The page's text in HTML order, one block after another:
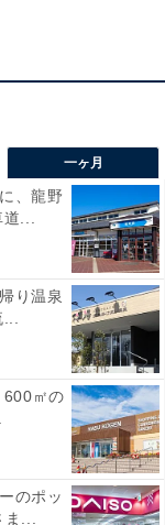
ブイン）」の
定番をはじめ、
子パンなどの焼
一ヶ月
、龍野
...
り温泉
600㎡の
のポッ
...